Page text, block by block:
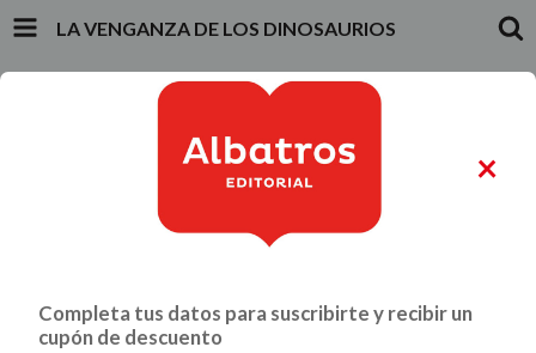
LA VENGANZA DE LOS DINOSAURIOS
PRODUCTOS
ALIMENTACIÓN Y GASTRONOMÍA
Inicio - Infantiles y Juveniles - La venganza de los dinosaurios
×
Completa tus datos para suscribirte y recibir un
cupón de descuento